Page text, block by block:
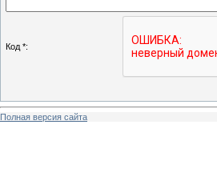
Код *:
Полная версия сайта